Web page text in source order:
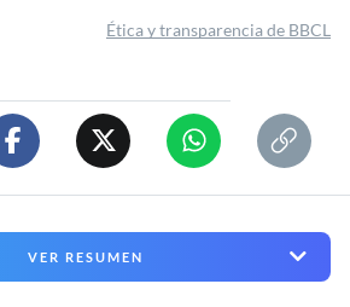
Ética y transparencia de BBCL
VER RESUMEN